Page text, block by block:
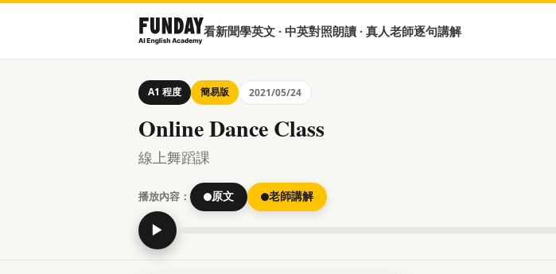
看新聞學英文 · 中英對照朗讀 · 真人老師逐句講解
A1 程度 簡易版 2021/05/24
Online Dance Class
線上舞蹈課
播放內容： 原文 老師講解
▶